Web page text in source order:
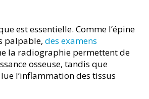
est essentielle. Comme l’épine
palpable, des examens
la radiographie permettent de
osseuse, tandis que
l’inflammation des tissus